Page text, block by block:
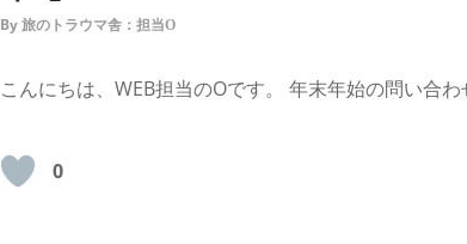
By 旅のトラウマ舎：担当O
こんにちは、WEB担当のOです。 年末年始の問い合わ
0